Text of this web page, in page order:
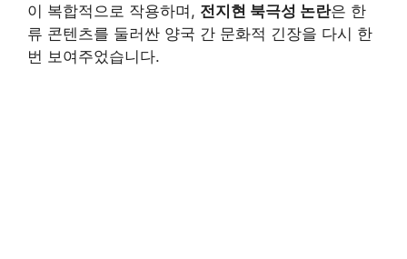
이 복합적으로 작용하며, 전지현 북극성 논란은 한
류 콘텐츠를 둘러싼 양국 간 문화적 긴장을 다시 한
번 보여주었습니다.